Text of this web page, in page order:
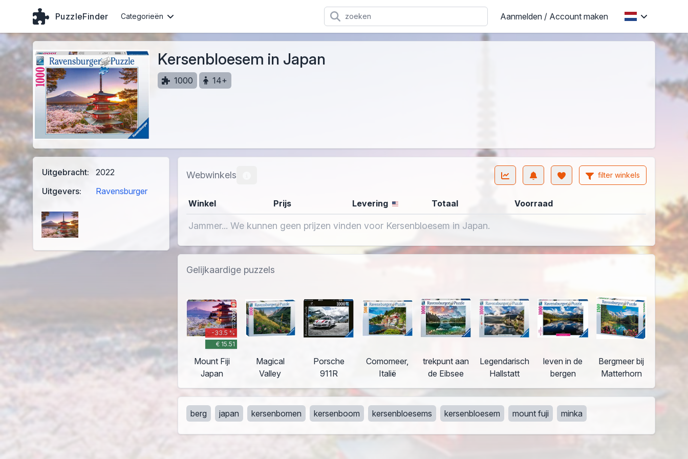
PuzzleFinder Categorieën Aanmelden / Account maken
Kersenbloesem in Japan
1000 14+
Uitgebracht:
2022
Uitgevers:
Ravensburger
Webwinkels filter winkels
Winkel Prijs Levering Totaal Voorraad
Jammer... We kunnen geen prijzen vinden voor Kersenbloesem in Japan.
Gelijkaardige puzzels
-33.5 %
€ 15.51
Mount Fiji
Japan
Magical
Valley
Porsche
911R
Comomeer,
Italië
trekpunt aan
de Eibsee
Legendarisch
Hallstatt
leven in de
bergen
Bergmeer bij
Matterhorn
berg japan kersenbomen kersenboom kersenbloesems kersenbloesem mount fuji minka